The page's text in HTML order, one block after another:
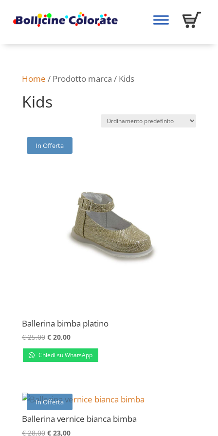
Home / Prodotto marca / Kids
Kids
In Offerta
Ballerina bimba platino
€25,00 Il
prezzo
originale
€20,00Il
prezzo
attuale
Chiedi su WhatsApp
In Offerta
Ballerina vernice bianca bimba
€28,00 Il
€23,00Il